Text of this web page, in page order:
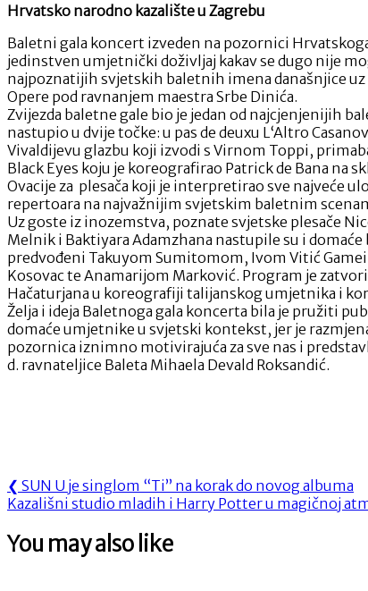
Hrvatsko narodno kazalište u Zagrebu
Baletni gala koncert izveden na pozornici
jedinstven umjetnički doživljaj kakav se dugo nije
najpoznatijih svjetskih baletnih imena današnjice
Opere pod ravnanjem maestra Srbe Dinića.
Zvijezda baletne gale bio je jedan od najcjenjenijih
nastupio u dvije točke: u pas de deuxu L‘Altro
Vivaldijevu glazbu koji izvodi s Virnom Toppi,
Black Eyes koju je koreografirao Patrick de Bana na
Ovacije za plesača koji je interpretirao sve najveće
repertoara na najvažnijim svjetskim baletnim
Uz goste iz inozemstva, poznate svjetske plesače
Melnik i Baktiyara Adamzhana nastupile su i
predvođeni Takuyom Sumitomom, Ivom Vitić
Kosovac te Anamarijom Marković. Program je
Hačaturjana u koreografiji talijanskog umjetnika i
Želja i ideja Baletnoga gala koncerta bila je pružiti
domaće umjetnike u svjetski kontekst, jer je
pozornica iznimno motivirajuća za sve nas i
d. ravnateljice Baleta Mihaela Devald Roksandić.
Navigacija
objava
❮ Previous
Post:
SUN U je singlom “Ti” na korak do novog albuma
Next
Kazališni studio mladih i Harry Potter u magičnoj
You may also like